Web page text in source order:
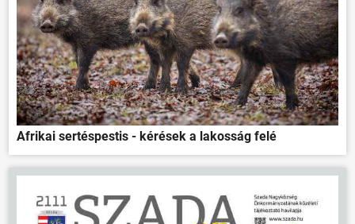
Afrikai sertéspestis - kérések a lakosság felé